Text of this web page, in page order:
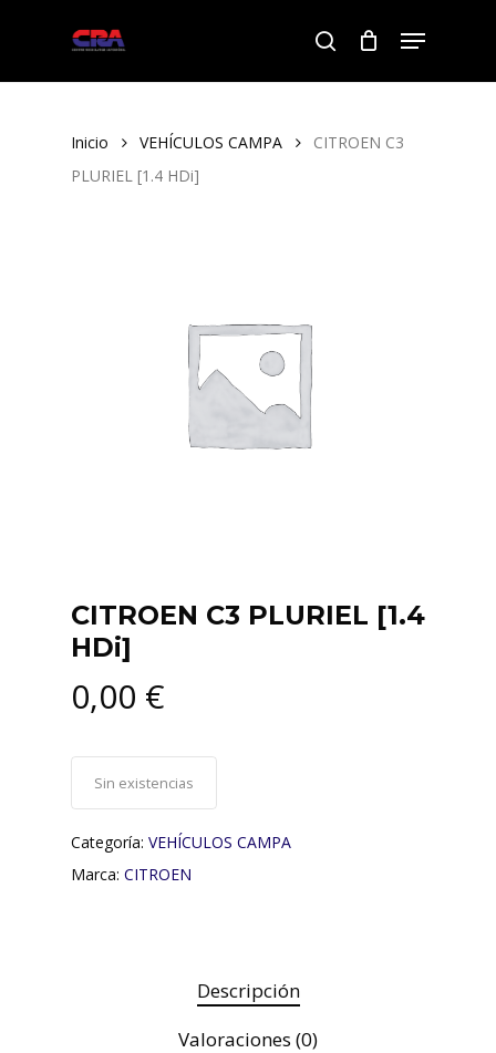
search
Menu
Inicio VEHÍCULOS CAMPA
CITROEN C3
PLURIEL [1.4 HDi]
CITROEN C3 PLURIEL [1.4
HDi]
0,00 €
Sin existencias
Categoría: VEHÍCULOS CAMPA
Marca: CITROEN
Descripción
Valoraciones (0)